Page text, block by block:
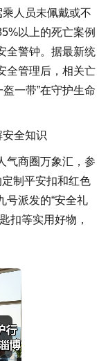
乘人员未佩戴或不
以上的死亡案例
全警钟。据最新统
全管理后，相关亡
一带”在守护生命
全知识
气商圈万象汇，参
制平安扣和红色
号派发的“安全礼
扣等实用好物，